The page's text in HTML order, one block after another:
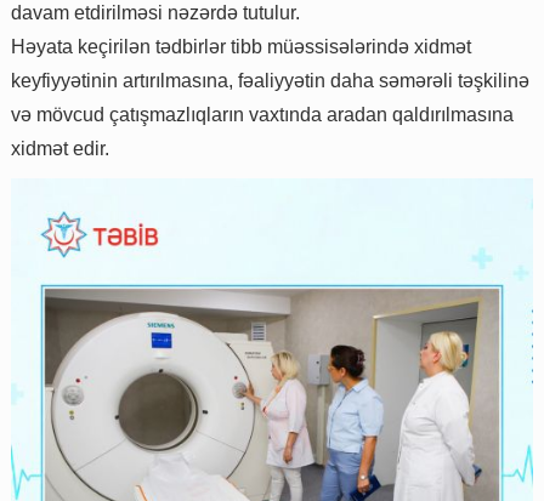
davam etdirilməsi nəzərdə tutulur.
Həyata keçirilən tədbirlər tibb müəssisələrində xidmət
keyfiyyətinin artırılmasına, fəaliyyətin daha səmərəli təşkilinə
və mövcud çatışmazlıqların vaxtında aradan qaldırılmasına
xidmət edir.